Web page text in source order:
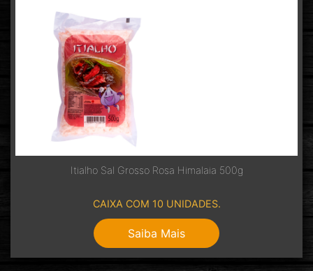
Itialho Sal Grosso Rosa Himalaia 500g
CAIXA COM 10 UNIDADES.
Saiba Mais